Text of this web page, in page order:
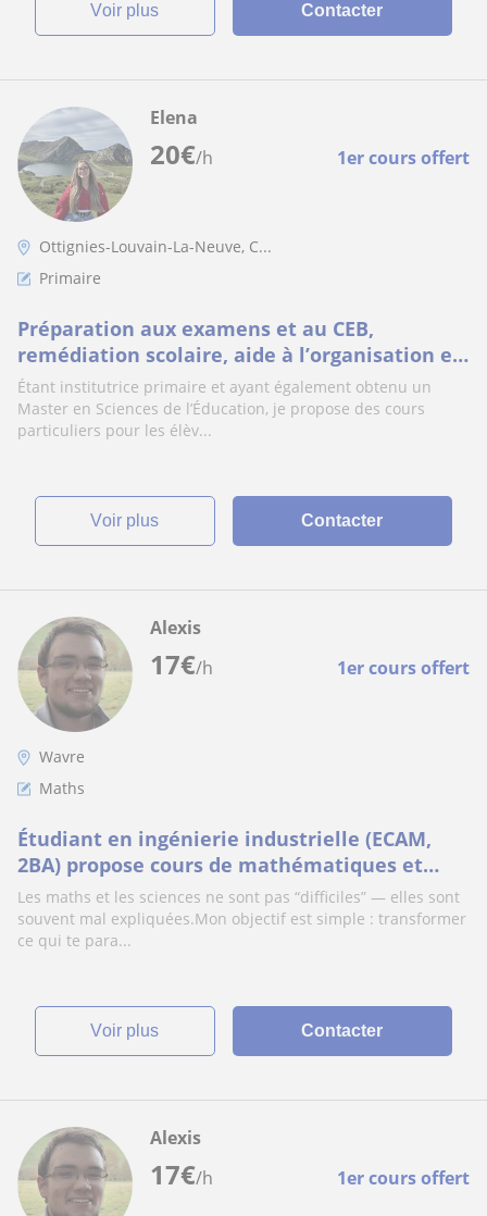
voir plus Contacter
20€/h 1er cours offert
Elena
Ottignies-Louvain-La-Neuve, C...
Primaire
Préparation aux examens et au CEB,
remédiation scolaire, aide à l’organisation et
à la gestion du stress
Étant institutrice primaire et ayant également obtenu un
Master en Sciences de l’Éducation, je propose des cours
particuliers pour les élèv...
voir plus Contacter
17€/h 1er cours offert
Alexis
Wavre
Maths
Étudiant en ingénierie industrielle (ECAM,
2BA) propose cours de mathématiques et
sciences
Les maths et les sciences ne sont pas “difficiles” — elles sont
souvent mal expliquées.Mon objectif est simple : transformer
ce qui te para...
voir plus Contacter
17€/h 1er cours offert
Alexis